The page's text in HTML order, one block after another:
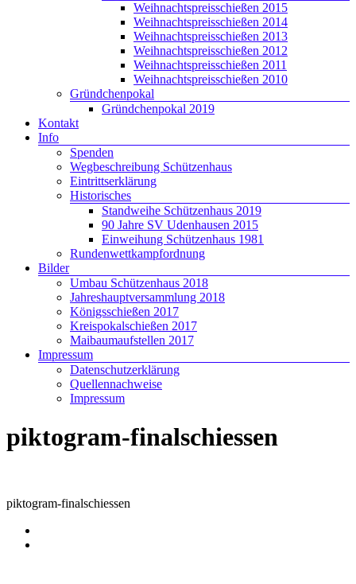
Weihnachtspreisschießen 2015
Weihnachtspreisschießen 2014
Weihnachtspreisschießen 2013
Weihnachtspreisschießen 2012
Weihnachtspreisschießen 2011
Weihnachtspreisschießen 2010
Gründchenpokal
Gründchenpokal 2019
Kontakt
Info
Spenden
Wegbeschreibung Schützenhaus
Eintrittserklärung
Historisches
Standweihe Schützenhaus 2019
90 Jahre SV Udenhausen 2015
Einweihung Schützenhaus 1981
Rundenwettkampfordnung
Bilder
Umbau Schützenhaus 2018
Jahreshauptversammlung 2018
Königsschießen 2017
Kreispokalschießen 2017
Maibaumaufstellen 2017
Impressum
Datenschutzerklärung
Quellennachweise
Impressum
piktogram-finalschiessen
piktogram-finalschiessen